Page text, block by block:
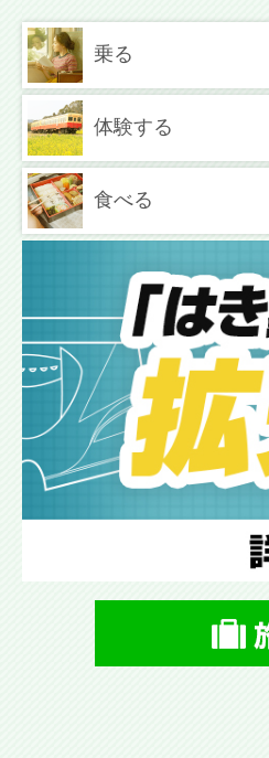
乗る
体験する
食べる